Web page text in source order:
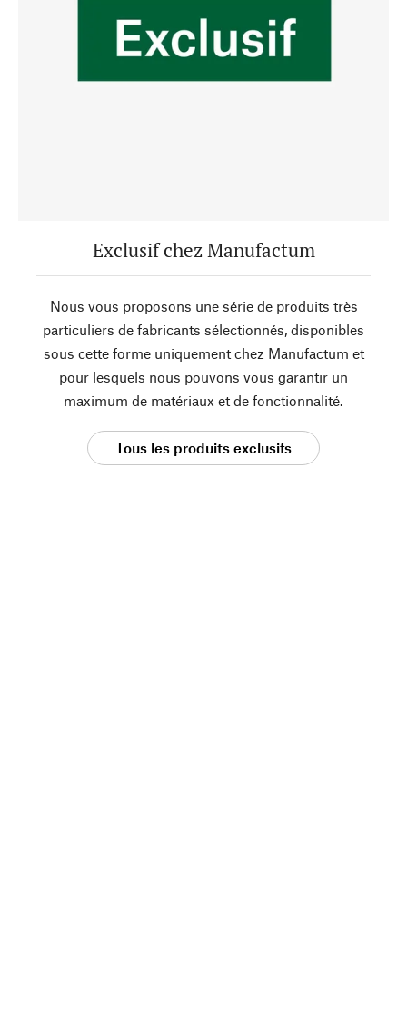
Exclusif chez Manufactum
Nous vous proposons une série de produits très
particuliers de fabricants sélectionnés, disponibles
sous cette forme uniquement chez Manufactum et
pour lesquels nous pouvons vous garantir un
maximum de matériaux et de fonctionnalité.
Tous les produits exclusifs